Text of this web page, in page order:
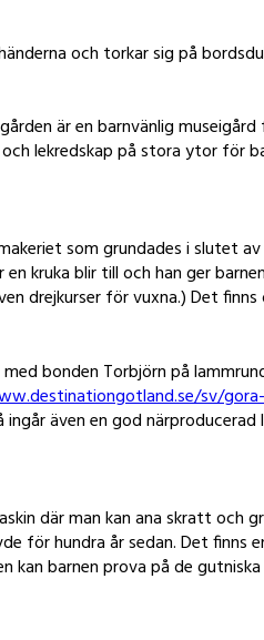
och torkar sig på
är en barnvänlig
lekredskap på stora ytor för
som grundades i slutet
kruka blir till och han ger
drejkurser för vuxna.) Det finns
bonden Torbjörn på
sv/
även en god närproducerad
där man kan ana skratt och
för hundra år sedan. Det finns
kan barnen prova på de